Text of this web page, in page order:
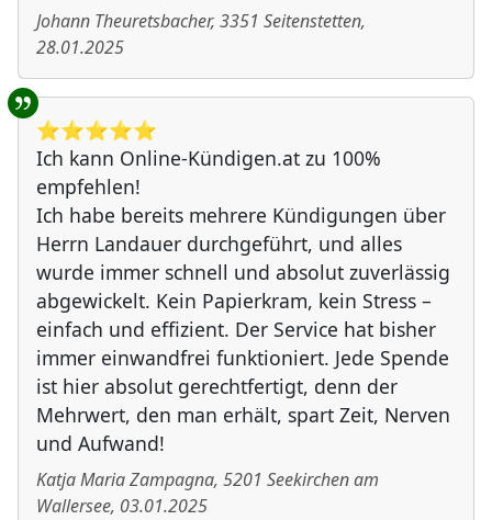
Johann Theuretsbacher, 3351 Seitenstetten,
28.01.2025
⭐️⭐️⭐️⭐️⭐️
Ich kann Online-Kündigen.at zu 100%
empfehlen!
Ich habe bereits mehrere Kündigungen über
Herrn Landauer durchgeführt, und alles
wurde immer schnell und absolut zuverlässig
abgewickelt. Kein Papierkram, kein Stress –
einfach und effizient. Der Service hat bisher
immer einwandfrei funktioniert. Jede Spende
ist hier absolut gerechtfertigt, denn der
Mehrwert, den man erhält, spart Zeit, Nerven
und Aufwand!
Katja Maria Zampagna, 5201 Seekirchen am
Wallersee, 03.01.2025